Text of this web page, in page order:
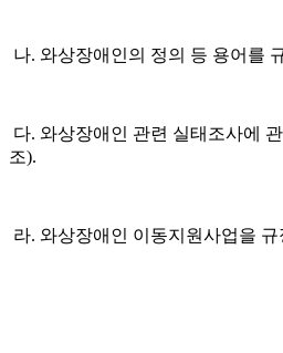
나. 와상장애인의 정의 등 용어를
다. 와상장애인 관련 실태조사에
조).
라. 와상장애인 이동지원사업을 규